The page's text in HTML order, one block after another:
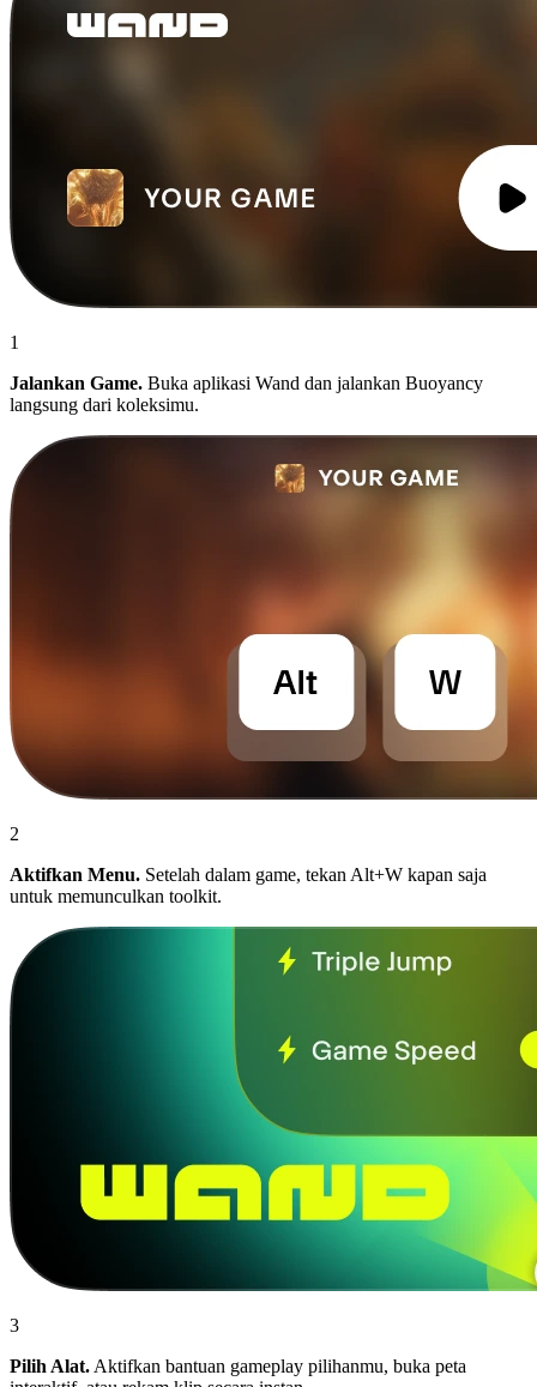
1
Jalankan Game. Buka aplikasi Wand dan jalankan Buoyancy
langsung dari koleksimu.
2
Aktifkan Menu. Setelah dalam game, tekan Alt+W kapan saja
untuk memunculkan toolkit.
3
Pilih Alat. Aktifkan bantuan gameplay pilihanmu, buka peta